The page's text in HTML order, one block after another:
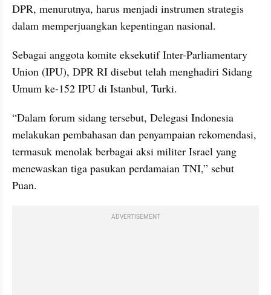
DPR, menurutnya, harus menjadi instrumen strategis
dalam memperjuangkan kepentingan nasional.
Sebagai anggota komite eksekutif Inter-Parliamentary
Union (IPU), DPR RI disebut telah menghadiri Sidang
Umum ke-152 IPU di Istanbul, Turki.
“Dalam forum sidang tersebut, Delegasi Indonesia
melakukan pembahasan dan penyampaian rekomendasi,
termasuk menolak berbagai aksi militer Israel yang
menewaskan tiga pasukan perdamaian TNI,” sebut
Puan.
ADVERTISEMENT